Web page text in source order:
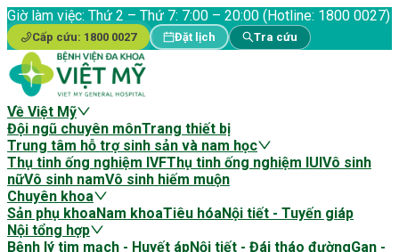
Giờ làm việc: Thứ 2 – Thứ 7: 7:00 – 20:00 (Hotline: 1800 0027)
Cấp cứu: 1800 0027 Đặt lịch Tra cứu
Về Việt Mỹ
Đội ngũ chuyên mônTrang thiết bị
Trung tâm hỗ trợ sinh sản và nam học
Thụ tinh ống nghiệm IVFThụ tinh ống nghiệm IUIVô sinh
nữVô sinh namVô sinh hiếm muộn
Chuyên khoa
Sản phụ khoaNam khoaTiêu hóaNội tiết - Tuyến giáp
Nội tổng hợp
Bệnh lý tim mạch - Huyết ápNội tiết - Đái tháo đườngGan -